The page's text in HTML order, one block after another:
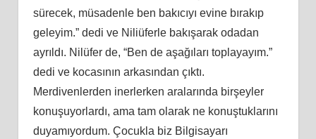
sürecek, müsadenle ben bakıcıyı evine bırakıp
geleyim.” dedi ve Niliüferle bakışarak odadan
ayrıldı. Nilüfer de, “Ben de aşağıları toplayayım.”
dedi ve kocasının arkasından çıktı.
Merdivenlerden inerlerken aralarında birşeyler
konuşuyorlardı, ama tam olarak ne konuştuklarını
duyamıyordum. Çocukla biz Bilgisayarı